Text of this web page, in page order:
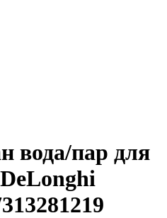
вода/пар для